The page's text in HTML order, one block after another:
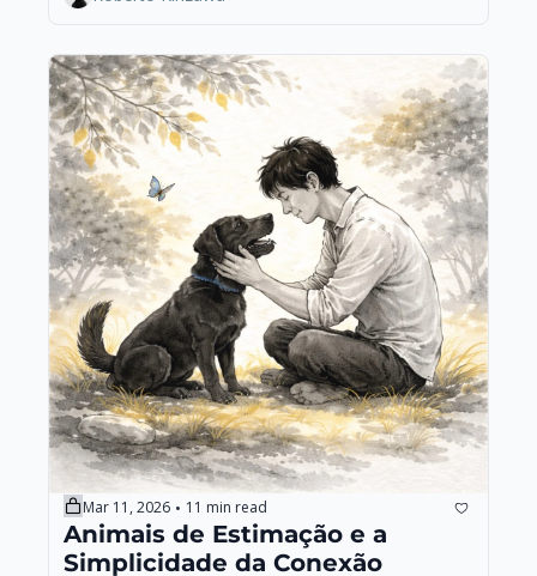
Mar 11, 2026 • 11 min read
Animais de Estimação e a
Simplicidade da Conexão